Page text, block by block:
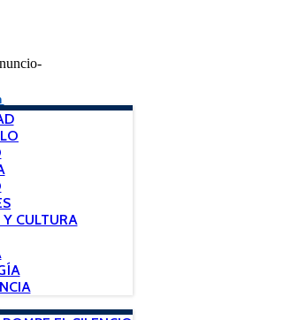
CULTURA